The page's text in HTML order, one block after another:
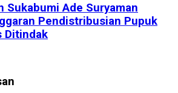
Sukabumi Ade Suryaman
Pendistribusian Pupuk
Ditindak